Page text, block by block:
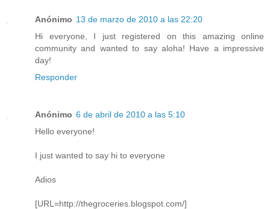
Anónimo 13 de marzo de 2010 a las 22:20
Hi everyone, I just registered on this amazing online
community and wanted to say aloha! Have a impressive
day!
Responder
Anónimo 6 de abril de 2010 a las 5:10
Hello everyone!
I just wanted to say hi to everyone
Adios
[URL=http://thegroceries.blogspot.com/]